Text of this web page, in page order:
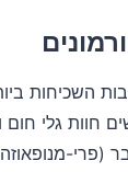
השכיחות
עד 80% מהנשים
(פרי-